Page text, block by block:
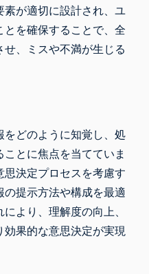
が適切に設計され、ユ
を確保することで、全
、ミスや不満が生じる
どのように知覚し、処
とに焦点を当てていま
決定プロセスを考慮す
の提示方法や構成を最適
より、理解度の向上、
果的な意思決定が実現